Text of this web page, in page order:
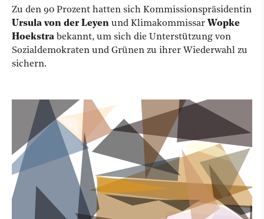
Zu den 90 Prozent hatten sich Kommissionspräsidentin
Ursula von der Leyen und Klimakommissar Wopke
Hoekstra bekannt, um sich die Unterstützung von
Sozialdemokraten und Grünen zu ihrer Wiederwahl zu
sichern.